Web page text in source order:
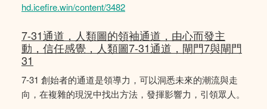
hd.icefire.win/content/3482
7-31通道，人類圖的領袖通道，由心而發主
動，信任感覺，人類圖7-31通道，閘門7與閘門
31
7-31 創始者的通道是領導力，可以洞悉未來的潮流與走
向，在複雜的現況中找出方法，發揮影響力，引領眾人。